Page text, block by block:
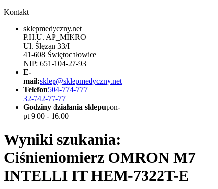
Kontakt
sklepmedyczny.net
P.H.U. AP_MIKRO
Ul. Ślęzan 33/I
41-608 Świętochłowice
NIP: 651-104-27-93
E-
mail:sklep@sklepmedyczny.net
Telefon504-774-777
32-742-77-77
Godziny działania sklepupon-
pt 9.00 - 16.00
Wyniki szukania:
Ciśnieniomierz OMRON M7
INTELLI IT HEM-7322T-E